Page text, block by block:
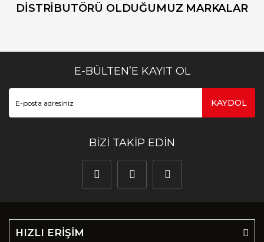
DİSTRİBUTÖRÜ OLDUĞUMUZ MARKALAR
E-BÜLTEN’E KAYIT OL
KAYDOL
BİZİ TAKİP EDİN
HIZLI ERİŞİM